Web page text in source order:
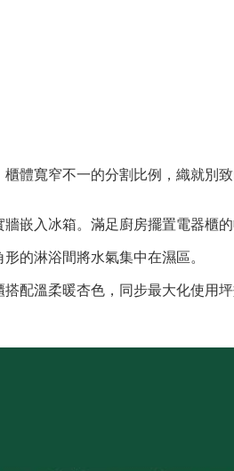
體寬窄不一的分割比例，織就別
嵌入冰箱。滿足廚房擺置電器櫃的
的淋浴間將水氣集中在濕區。
配溫柔暖杏色，同步最大化使用坪